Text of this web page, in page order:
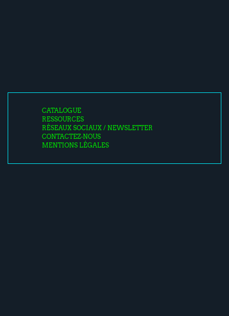
CATALOGUE
RESSOURCES
RÉSEAUX SOCIAUX / NEWSLETTER
CONTACTEZ-NOUS
MENTIONS LÉGALES